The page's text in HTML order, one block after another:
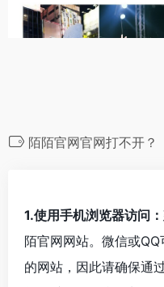
陌陌官网官网打不开？
1.使用手机浏览器访问：
陌官网网站。微信或
的网站，因此请确保通